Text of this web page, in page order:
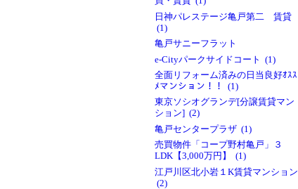
日神パレステージ亀戸第二 賃貸
(1)
亀戸サニーフラット
e-Cityパークサイドコート (1)
全面リフォーム済みの日当良好ｵｽｽ
ﾒマンション！！ (1)
東京ソシオグランデ[分譲賃貸マン
ション] (2)
亀戸センタープラザ (1)
売買物件「コープ野村亀戸」３
LDK【3,000万円】 (1)
江戸川区北小岩１K賃貸マンション
(2)